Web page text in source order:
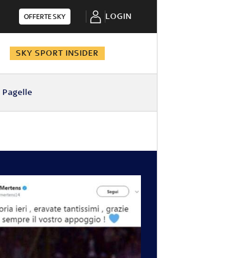
OFFERTE SKY LOGIN
SKY SPORT INSIDER
Pagelle